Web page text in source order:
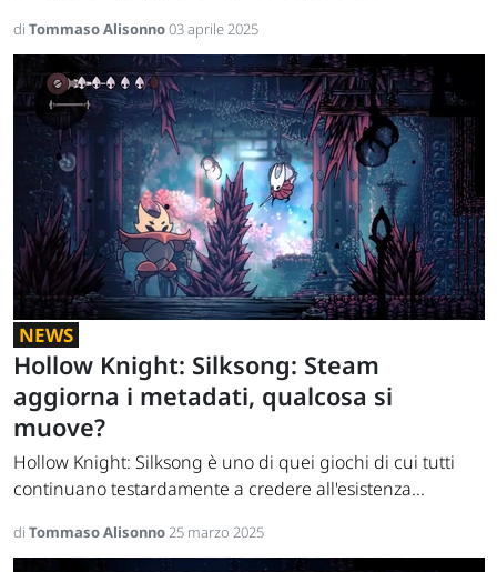
di Tommaso Alisonno03 aprile 2025
NEWS
Hollow Knight: Silksong: Steam
aggiorna i metadati, qualcosa si
muove?
Hollow Knight: Silksong è uno di quei giochi di cui tutti
continuano testardamente a credere all'esistenza...
di Tommaso Alisonno25 marzo 2025